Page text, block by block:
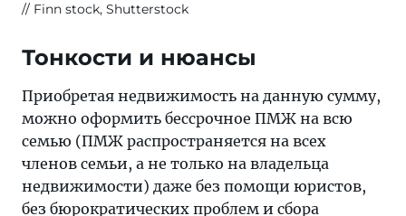
Finn stock, Shutterstock
Тонкости и нюансы
Приобретая недвижимость на данную сумму,
можно оформить бессрочное ПМЖ на всю
семью (ПМЖ распространяется на всех
членов семьи, а не только на владельца
недвижимости) даже без помощи юристов,
без бюрократических проблем и сбора